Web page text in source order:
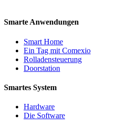
Smarte Anwendungen
Smart Home
Ein Tag mit Comexio
Rolladensteuerung
Doorstation
Smartes System
Hardware
Die Software